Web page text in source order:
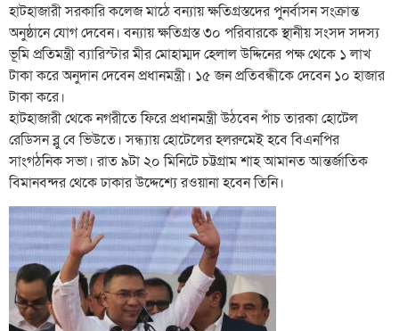
হাটহাজারী সরকারি কলেজ মাঠে বন্যায় ক্ষতিগ্রস্তদের পুনর্বাসন সংক্রান্ত
অনুষ্ঠানে যোগ দেবেন। বন্যায় ক্ষতিগ্রস্ত ৩০ পরিবারকে স্থানীয় সংসদ সদস্য
ভূমি প্রতিমন্ত্রী ব্যারিস্টার মীর মোহাম্মদ হেলাল উদ্দিনের পক্ষ থেকে ১ লাখ
টাকা করে অনুদান দেবেন প্রধানমন্ত্রী। ১৫ জন প্রতিবন্ধীকে দেবেন ১০ হাজার
টাকা করে।
হাটহাজারী থেকে নগরীতে ফিরে প্রধানমন্ত্রী উঠবেন পাঁচ তারকা হোটেল
রেডিসন ব্লু বে ভিউতে। সন্ধ্যায় হোটেলের হলরুমেই হবে বিএনপির
সাংগঠনিক সভা। রাত ৯টা ২০ মিনিটে চট্টগ্রাম শাহ আমানত আন্তর্জাতিক
বিমানবন্দর থেকে ঢাকার উদ্দেশ্যে রওয়ানা হবেন তিনি।